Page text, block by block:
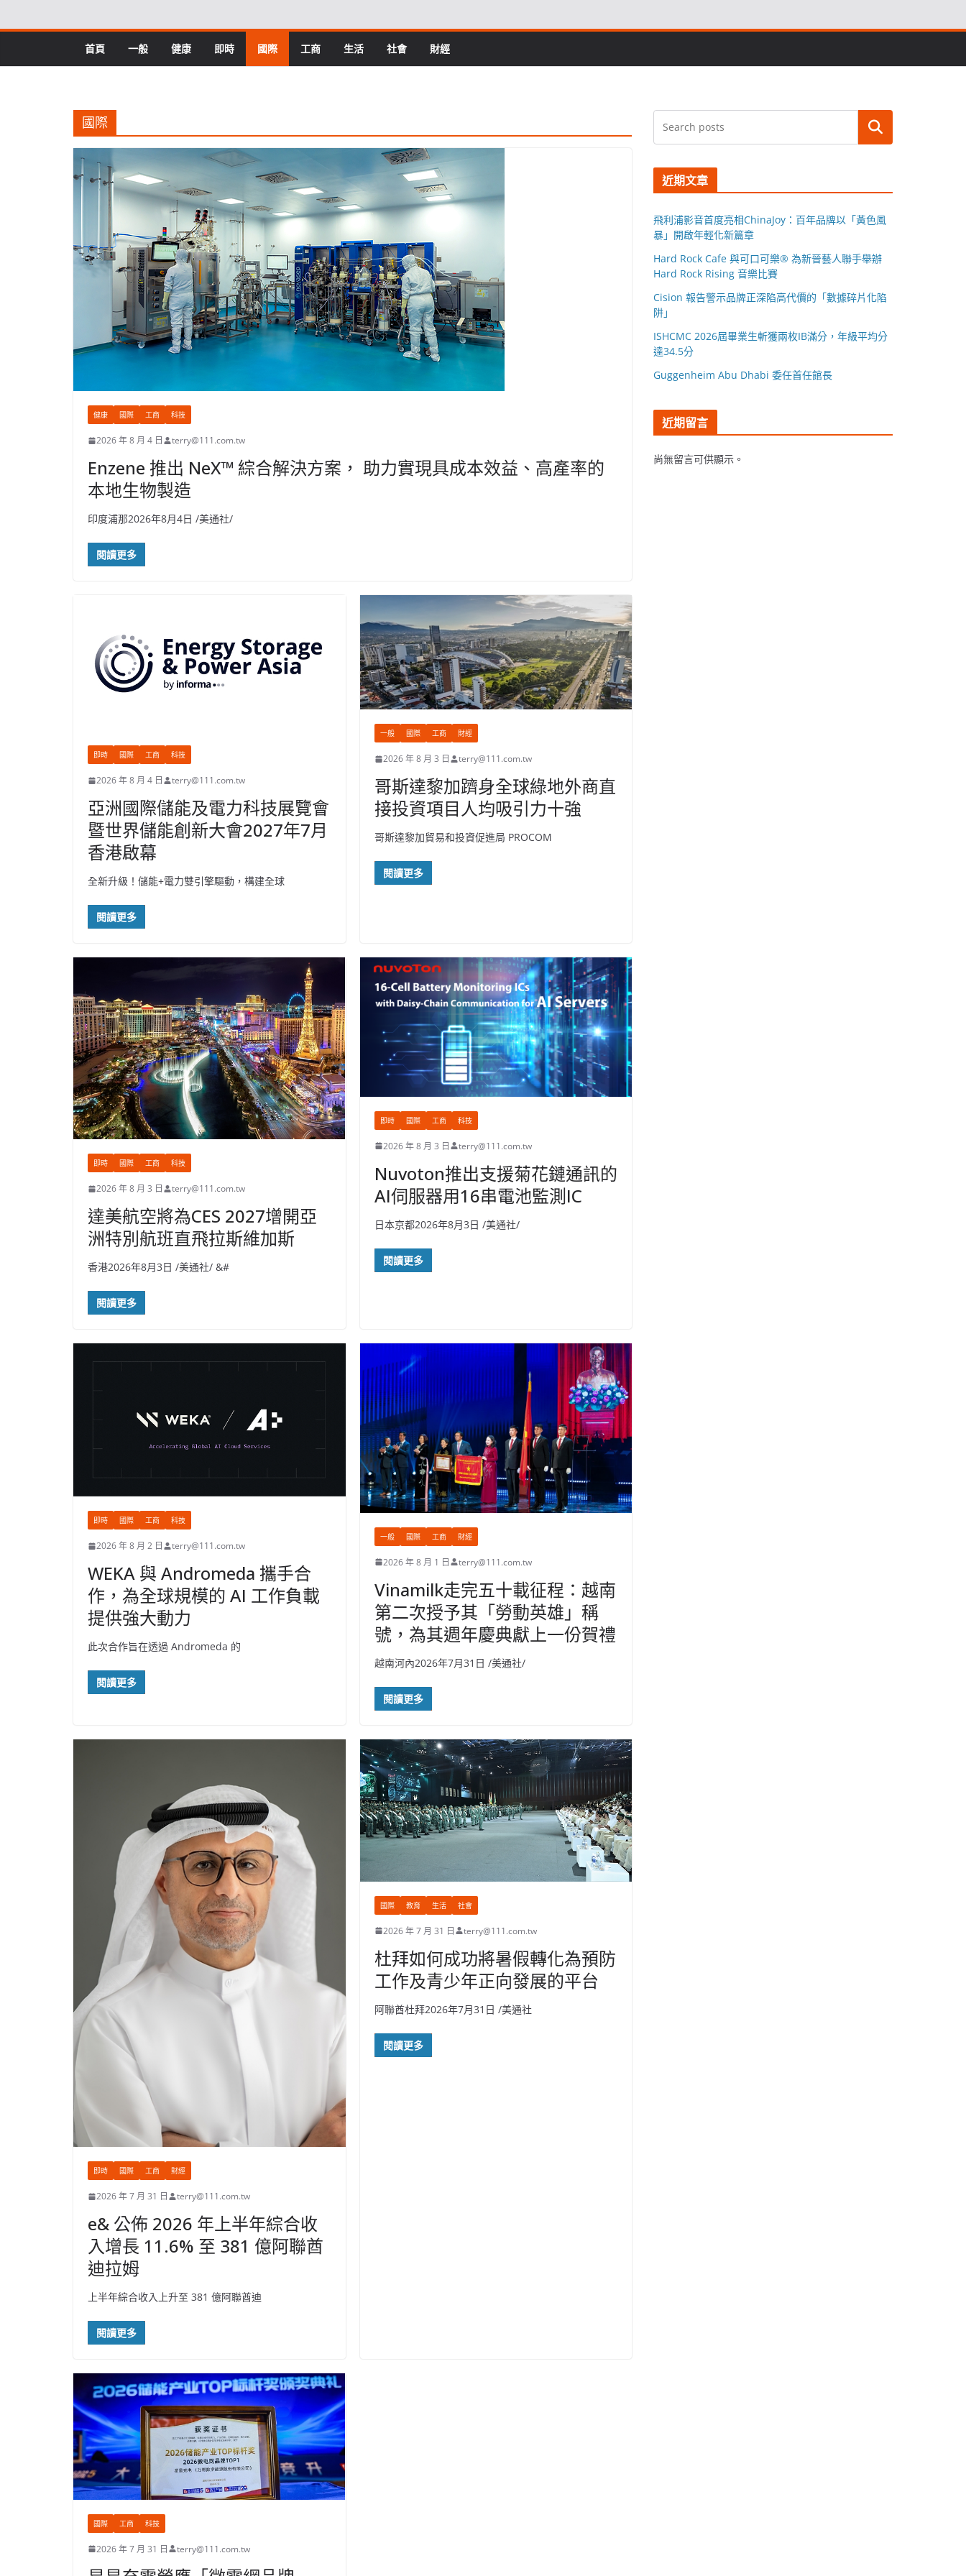
to
首頁 一般 健康 即時 國際 工商 生活 社會 財經
國際
健康 國際 工商 科技
2026 年 8 月 4 日 terry@111.com.tw
Enzene 推出 NeX™ 綜合解決方案， 助力實現具成本效益、高產率的
本地生物製造
印度浦那2026年8月4日 /美通社/
閱讀更多
即時 國際 工商 科技
2026 年 8 月 4 日 terry@111.com.tw
亞洲國際儲能及電力科技展覽會
暨世界儲能創新大會2027年7月
香港啟幕
全新升級！儲能+電力雙引擎驅動，構建全球
閱讀更多
一般 國際 工商 財經
2026 年 8 月 3 日 terry@111.com.tw
哥斯達黎加躋身全球綠地外商直
接投資項目人均吸引力十強
哥斯達黎加貿易和投資促進局 PROCOM
閱讀更多
即時 國際 工商 科技
2026 年 8 月 3 日 terry@111.com.tw
達美航空將為CES 2027增開亞
洲特別航班直飛拉斯維加斯
香港2026年8月3日 /美通社/ &#
閱讀更多
即時 國際 工商 科技
2026 年 8 月 3 日 terry@111.com.tw
Nuvoton推出支援菊花鏈通訊的
AI伺服器用16串電池監測IC
日本京都2026年8月3日 /美通社/
閱讀更多
即時 國際 工商 科技
2026 年 8 月 2 日 terry@111.com.tw
WEKA 與 Andromeda 攜手合
作，為全球規模的 AI 工作負載
提供強大動力
此次合作旨在透過 Andromeda 的
閱讀更多
一般 國際 工商 財經
2026 年 8 月 1 日 terry@111.com.tw
Vinamilk走完五十載征程：越南
第二次授予其「勞動英雄」稱
號，為其週年慶典獻上一份賀禮
越南河內2026年7月31日 /美通社/
閱讀更多
即時 國際 工商 財經
2026 年 7 月 31 日 terry@111.com.tw
e& 公佈 2026 年上半年綜合收
入增長 11.6% 至 381 億阿聯酋
迪拉姆
上半年綜合收入上升至 381 億阿聯酋迪
閱讀更多
國際 教育 生活 社會
2026 年 7 月 31 日 terry@111.com.tw
杜拜如何成功將暑假轉化為預防
工作及青少年正向發展的平台
阿聯酋杜拜2026年7月31日 /美通社
閱讀更多
國際 工商 科技
2026 年 7 月 31 日 terry@111.com.tw
搜尋
近期文章
飛利浦影音首度亮相ChinaJoy：百年品牌以「黃色風
暴」開啟年輕化新篇章
Hard Rock Cafe 與可口可樂® 為新晉藝人聯手舉辦
Hard Rock Rising 音樂比賽
Cision 報告警示品牌正深陷高代價的「數據碎片化陷
阱」
ISHCMC 2026屆畢業生斬獲兩枚IB滿分，年級平均分
達34.5分
Guggenheim Abu Dhabi 委任首任館長
近期留言
尚無留言可供顯示。